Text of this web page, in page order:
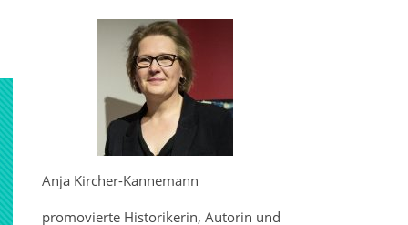
Anja Kircher-Kannemann
promovierte Historikerin, Autorin und